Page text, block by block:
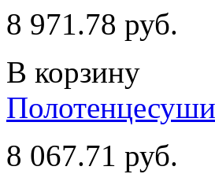
8 971.78 руб.
В корзину
8 067.71 руб.